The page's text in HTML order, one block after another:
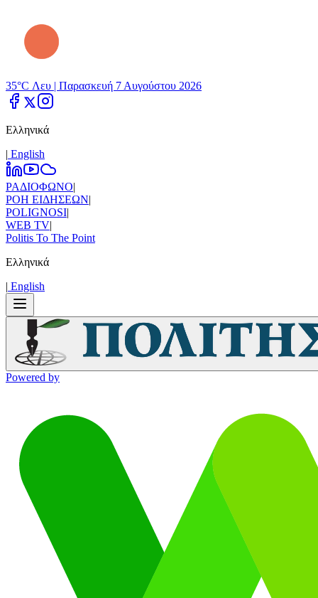
35°C Λευ | Παρασκευή 7 Αυγούστου 2026
Ελληνικά
| Εnglish
ΡΑΔΙΟΦΩΝΟ|
ΡΟΗ ΕΙΔΗΣΕΩΝ|
POLIGNOSI|
WEB TV|
Politis To The Point
Ελληνικά
| Εnglish
Powered by